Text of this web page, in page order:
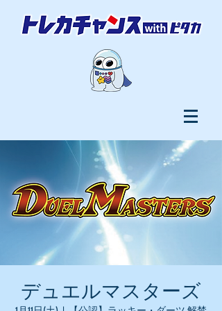
デュエルマスターズ